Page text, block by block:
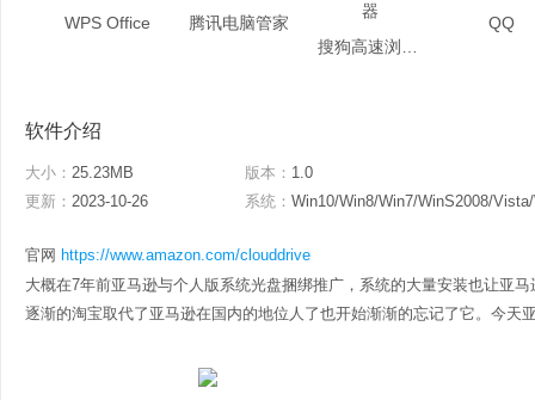
WPS Office
腾讯电脑管家
QQ
软件介绍
大小： 25.23MB 版本： 1.0
更新： 2023-10-26 系统： Win10/Win8/Win7/WinS2008/
官网 https://www.amazon.com/clouddrive
大概在7年前亚马逊与个人版系统光盘捆绑推广，系统的大量安装也让亚
逐渐的淘宝取代了亚马逊在国内的地位人了也开始渐渐的忘记了它。今天